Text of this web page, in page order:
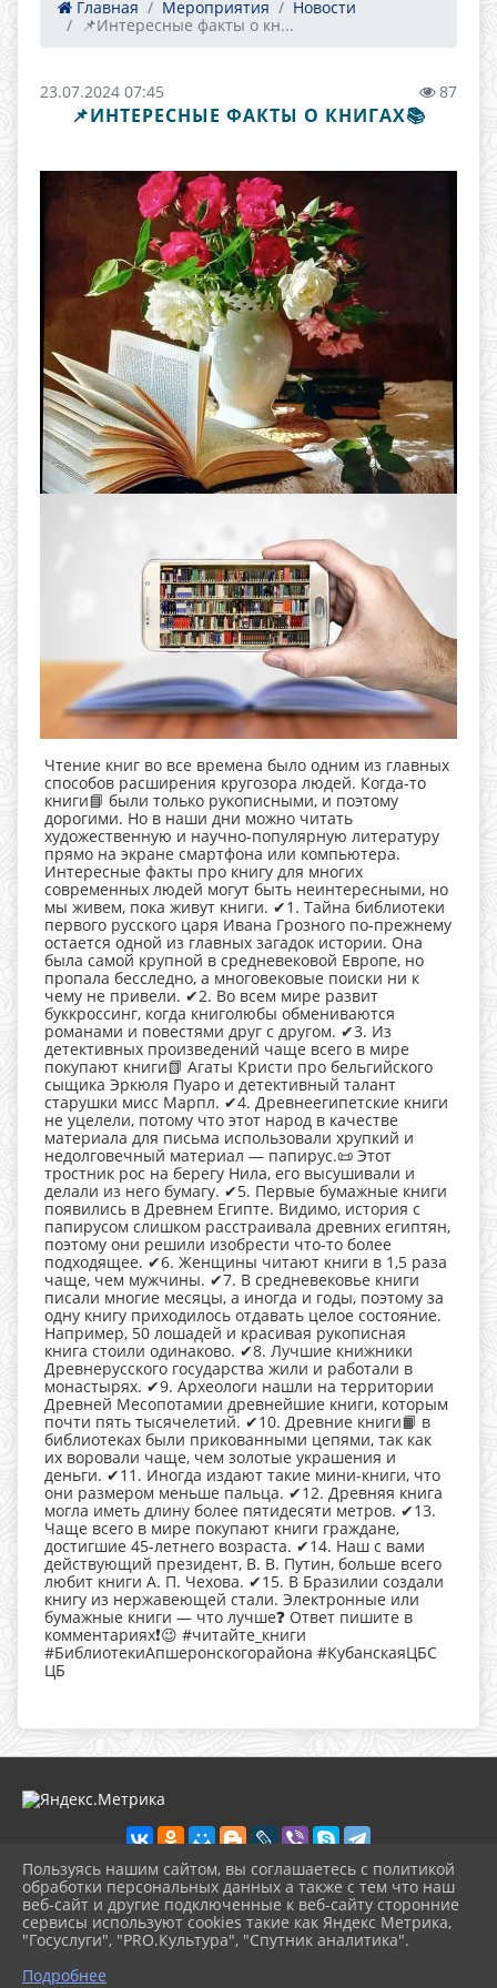
Главная Мероприятия
Новости
📌Интересные факты о кн...
23.07.2024 07:45 87
📌ИНТЕРЕСНЫЕ ФАКТЫ О КНИГАХ📚
Чтение книг во все времена было одним из главных
способов расширения кругозора людей. Когда-то
книги📘 были только рукописными, и поэтому
дорогими. Но в наши дни можно читать
художественную и научно-популярную литературу
прямо на экране смартфона или компьютера.
Интересные факты про книгу для многих
современных людей могут быть неинтересными, но
мы живем, пока живут книги. ✔1. Тайна библиотеки
первого русского царя Ивана Грозного по-прежнему
остается одной из главных загадок истории. Она
была самой крупной в средневековой Европе, но
пропала бесследно, а многовековые поиски ни к
чему не привели. ✔2. Во всем мире развит
буккроссинг, когда книголюбы обмениваются
романами и повестями друг с другом. ✔3. Из
детективных произведений чаще всего в мире
покупают книги📗 Агаты Кристи про бельгийского
сыщика Эркюля Пуаро и детективный талант
старушки мисс Марпл. ✔4. Древнеегипетские книги
не уцелели, потому что этот народ в качестве
материала для письма использовали хрупкий и
недолговечный материал — папирус.📜 Этот
тростник рос на берегу Нила, его высушивали и
делали из него бумагу. ✔5. Первые бумажные книги
появились в Древнем Египте. Видимо, история с
папирусом слишком расстраивала древних египтян,
поэтому они решили изобрести что-то более
подходящее. ✔6. Женщины читают книги в 1,5 раза
чаще, чем мужчины. ✔7. В средневековье книги
писали многие месяцы, а иногда и годы, поэтому за
одну книгу приходилось отдавать целое состояние.
Например, 50 лошадей и красивая рукописная
книга стоили одинаково. ✔8. Лучшие книжники
Древнерусского государства жили и работали в
монастырях. ✔9. Археологи нашли на территории
Древней Месопотамии древнейшие книги, которым
почти пять тысячелетий. ✔10. Древние книги📙 в
библиотеках были прикованными цепями, так как
их воровали чаще, чем золотые украшения и
деньги. ✔11. Иногда издают такие мини-книги, что
они размером меньше пальца. ✔12. Древняя книга
могла иметь длину более пятидесяти метров. ✔13.
Чаще всего в мире покупают книги граждане,
достигшие 45-летнего возраста. ✔14. Наш с вами
действующий президент, В. В. Путин, больше всего
любит книги А. П. Чехова. ✔15. В Бразилии создали
книгу из нержавеющей стали. Электронные или
бумажные книги — что лучше❓ Ответ пишите в
комментариях❗😉 #читайте_книги
#БиблиотекиАпшеронскогорайона #КубанскаяЦБС
ЦБ
2026 г. cbskuban.apskult.ru
Вход
Карта сайта
Политика обработки персональных данных
Пользуясь нашим сайтом, вы соглашаетесь с политикой
обработки персональных данных а также с тем что наш
веб-сайт и другие подключенные к веб-сайту сторонние
сервисы используют cookies такие как Яндекс Метрика,
"Госуслуги", "PRO.Культура", "Спутник аналитика".
Подробнее